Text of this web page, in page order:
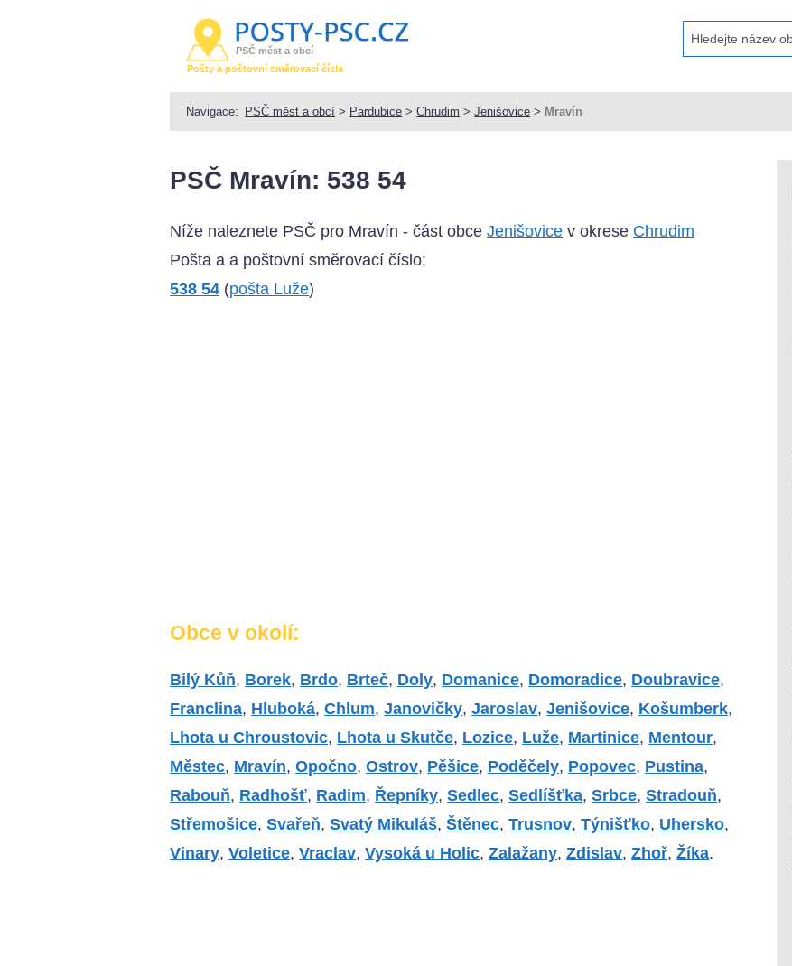
PSČ měst a obcí
Pošty a poštovní směrovací čísla
Navigace: PSČ měst a obcí > Pardubice >Chrudim >Jenišovice > Mravín
PSČ Mravín: 538 54
Níže naleznete PSČ pro Mravín - část obceJenišovice v okrese Chrudim
Pošta a a poštovní směrovací číslo:
538 54 (pošta Luže)
Obce v okolí:
Bílý Kůň, Borek, Brdo, Brteč, Doly, Domanice, Domoradice, Doubravice,
Franclina, Hluboká,Chlum,Janovičky,Jaroslav,Jenišovice, Košumberk,
Lhota u Chroustovic, Lhota u Skutče, Lozice, Luže, Martinice, Mentour,
Městec, Mravín,Opočno,Ostrov, Pěšice, Poděčely, Popovec, Pustina,
Rabouň, Radhošť, Radim, Řepníky,Sedlec,Sedlíšťka,Srbce,Stradouň,
Střemošice,Svařeň,Svatý Mikuláš,Štěnec,Trusnov,Týnišťko, Uhersko,
Vinary,Voletice,Vraclav,Vysoká u Holic,Zalažany,Zdislav,Zhoř,Žíka.